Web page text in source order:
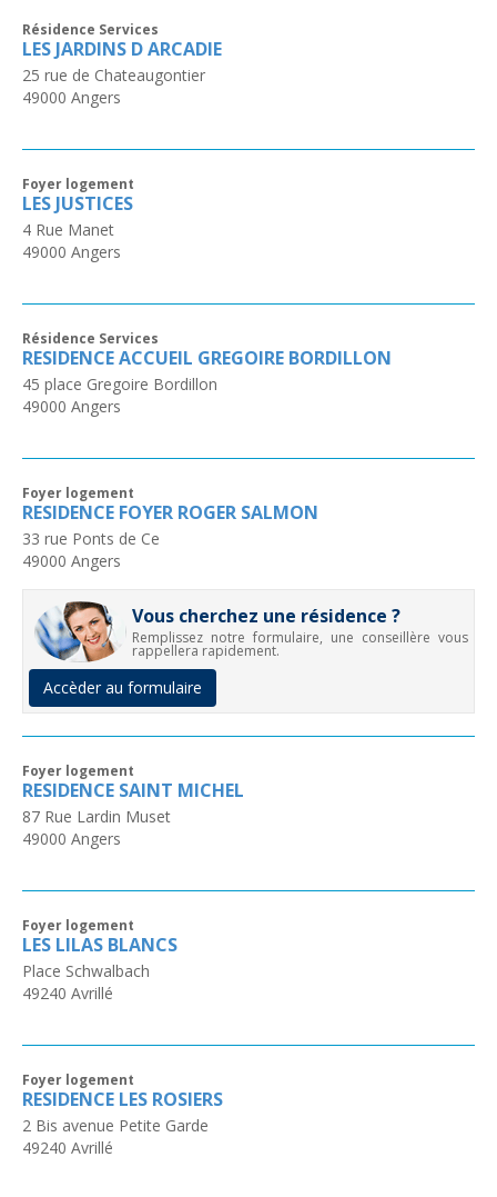
Résidence Services
LES JARDINS D ARCADIE
25 rue de Chateaugontier
49000 Angers
Foyer logement
LES JUSTICES
4 Rue Manet
49000 Angers
Résidence Services
RESIDENCE ACCUEIL GREGOIRE BORDILLON
45 place Gregoire Bordillon
49000 Angers
Foyer logement
RESIDENCE FOYER ROGER SALMON
33 rue Ponts de Ce
49000 Angers
Vous cherchez une résidence ?
Remplissez notre formulaire, une conseillère vous
rappellera rapidement.
Accèder au formulaire
Foyer logement
RESIDENCE SAINT MICHEL
87 Rue Lardin Muset
49000 Angers
Foyer logement
LES LILAS BLANCS
Place Schwalbach
49240 Avrillé
Foyer logement
RESIDENCE LES ROSIERS
2 Bis avenue Petite Garde
49240 Avrillé